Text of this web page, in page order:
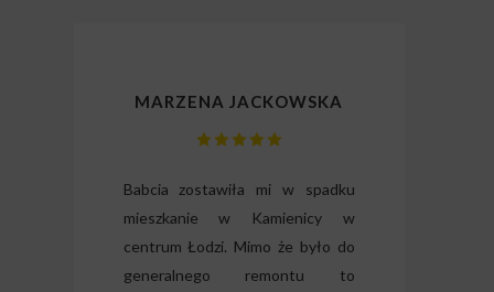
MARZENA JACKOWSKA
Babcia zostawiła mi w spadku
mieszkanie w Kamienicy w
centrum Łodzi. Mimo że było do
generalnego remontu to